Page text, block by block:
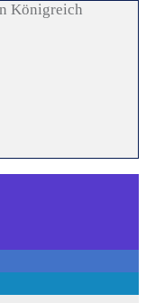
Königreich